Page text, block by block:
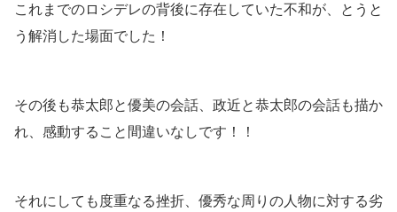
これまでのロシデレの背後に存在していた不和が、とうと
う解消した場面でした！
その後も恭太郎と優美の会話、政近と恭太郎の会話も描か
れ、感動すること間違いなしです！！
それにしても度重なる挫折、優秀な周りの人物に対する劣